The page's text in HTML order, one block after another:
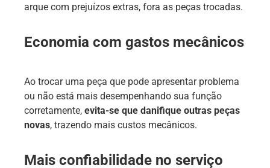
arque com prejuízos extras, fora as peças trocadas.
Economia com gastos mecânicos
Ao trocar uma peça que pode apresentar problema
ou não está mais desempenhando sua função
corretamente, evita-se que danifique outras peças
novas, trazendo mais custos mecânicos.
Mais confiabilidade no serviço